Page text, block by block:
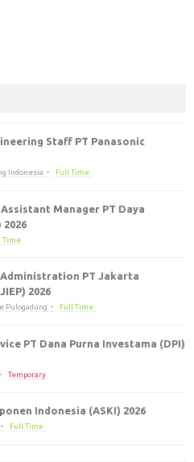
Staff PT Panasonic
Indonesia Full Time
Manager PT Daya
Time
PT Jakarta
2026
Pulogadung Full Time
PT Dana Purna Investama (DPI)
Temporary
Indonesia (ASKI) 2026
Full Time